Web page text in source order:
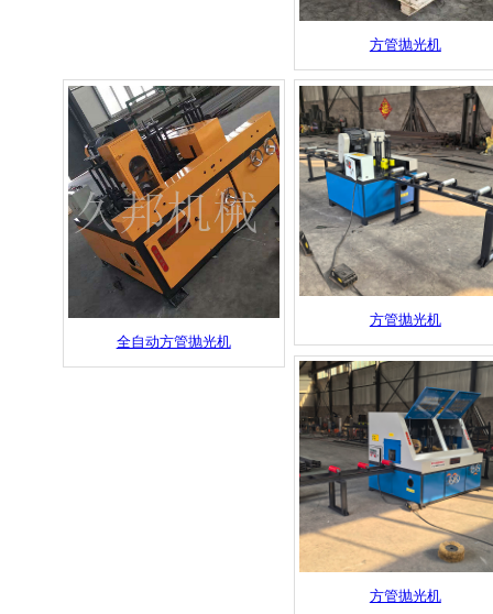
方管抛光机
全自动方管抛光机
方管抛光机
方管抛光机